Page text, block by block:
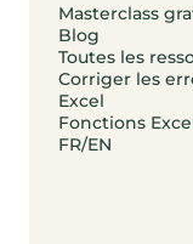
Masterclass
Blog
Toutes les
Corriger les
Excel
Fonctions
FR/EN